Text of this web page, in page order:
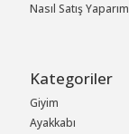
Nasıl Satış Yaparım
Kategoriler
Giyim
Ayakkabı